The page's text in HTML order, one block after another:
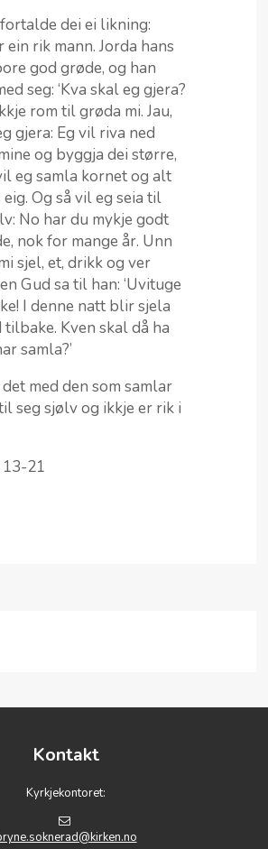
dei ei likning:
ein rik mann. Jorda hans
god grøde, og han
seg: ‘Kva skal eg gjera?
rom til grøda mi. Jau,
gjera: Eg vil riva ned
og byggja dei større,
eg samla kornet og alt
Og så vil eg seia til
No har du mykje godt
nok for mange år. Unn
sjel, et, drikk og ver
Gud sa til han: ‘Uvituge
I denne natt blir sjela
Kven skal då ha
samla?’
med den som samlar
seg sjølv og ikkje er rik i
13-21
Kontakt
Kyrkjekontoret: